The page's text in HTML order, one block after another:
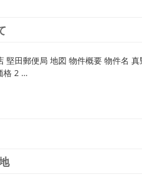
堅田郵便局 地図 物件概要 物件名
格 2 …